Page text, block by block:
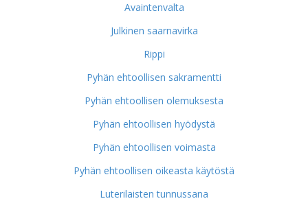
Avaintenvalta
Julkinen saarnavirka
Rippi
Pyhän ehtoollisen sakramentti
Pyhän ehtoollisen olemuksesta
Pyhän ehtoollisen hyödystä
Pyhän ehtoollisen voimasta
Pyhän ehtoollisen oikeasta käytöstä
Luterilaisten tunnussana